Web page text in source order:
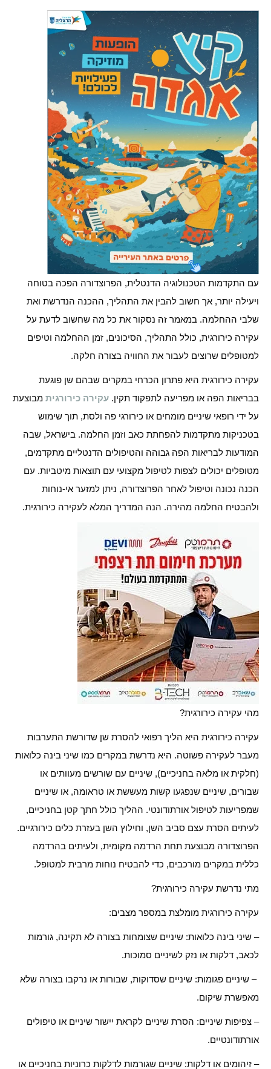
עם התקדמות הטכנולוגיה הדנטלית, הפרוצדורה הפכה בטוחה
ויעילה יותר, אך חשוב להבין את התהליך, ההכנה הנדרשת ואת
שלבי ההחלמה. במאמר זה נסקור את כל מה שחשוב לדעת על
עקירה כירורגית, כולל התהליך, הסיכונים, זמן ההחלמה וטיפים
למטופלים שרוצים לעבור את החוויה בצורה חלקה.
עקירה כירורגית היא פתרון הכרחי במקרים שבהם שן פוגעת
בבריאות הפה או מפריעה לתפקוד תקין. עקירה כירורגית מבוצעת
על ידי רופאי שיניים מומחים או כירורגי פה ולסת, תוך שימוש
בטכניקות מתקדמות להפחתת כאב וזמן החלמה. בישראל, שבה
המודעות לבריאות הפה גבוהה והטיפולים הדנטליים מתקדמים,
מטופלים יכולים לצפות לטיפול מקצועי עם תוצאות מיטביות. עם
הכנה נכונה וטיפול לאחר הפרוצדורה, ניתן למזער אי-נוחות
ולהבטיח החלמה מהירה. הנה המדריך המלא לעקירה כירורגית.
מהי עקירה כירורגית?
עקירה כירורגית היא הליך רפואי להסרת שן שדורשת התערבות
מעבר לעקירה פשוטה. היא נדרשת במקרים כמו שיני בינה כלואות
(חלקית או מלאה בחניכיים), שיניים עם שורשים מעוותים או
שבורים, שיניים שנפגעו קשות מעששת או טראומה, או שיניים
שמפריעות לטיפול אורתודונטי. ההליך כולל חתך קטן בחניכיים,
לעיתים הסרת עצם סביב השן, וחילוץ השן בעזרת כלים כירורגיים.
הפרוצדורה מבוצעת תחת הרדמה מקומית, ולעיתים בהרדמה
כללית במקרים מורכבים, כדי להבטיח נוחות מרבית למטופל.
מתי נדרשת עקירה כירורגית?
עקירה כירורגית מומלצת במספר מצבים:
– שיני בינה כלואות: שיניים שצומחות בצורה לא תקינה, גורמות
לכאב, דלקות או נזק לשיניים סמוכות.
– שיניים פגומות: שיניים שסדוקות, שבורות או נרקבו בצורה שלא
מאפשרת שיקום.
– צפיפות שיניים: הסרת שיניים לקראת יישור שיניים או טיפולים
אורתודונטיים.
– זיהומים או דלקות: שיניים שגורמות לדלקות כרוניות בחניכיים או